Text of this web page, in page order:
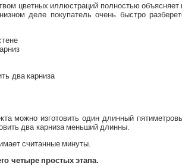
цветных иллюстраций полностью объясняет
деле покупатель очень быстро
два карниза
можно изготовить один длинный
два карниза меньший длинны.
считанные минуты.
четыре простых этапа.